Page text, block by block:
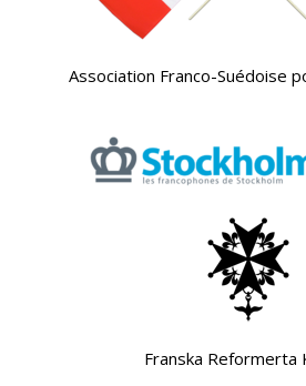
Association Franco-Suédoise
Franska Reformerta